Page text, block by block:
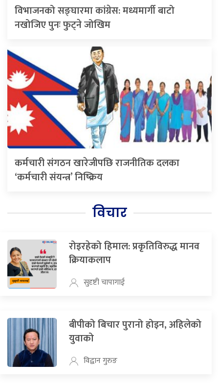
विभाजनको सङ्घारमा कांग्रेस: मध्यमार्गी बाटो
नखोजिए पुनः फुट्ने जोखिम
कर्मचारी संगठन खारेजीपछि राजनीतिक दलका
‘कर्मचारी संयन्त्र’ निष्क्रिय
विचार
रोइरहेको हिमाल: प्रकृतिविरुद्ध मानव
क्रियाकलाप
सुदृष्टी चापागाई
बीपीको बिचार पुरानो होइन, अहिलेको
युवाको
विद्वान गुरुङ